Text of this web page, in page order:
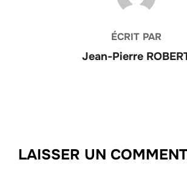
ÉCRIT PAR
Jean-Pierre
LAISSER UN